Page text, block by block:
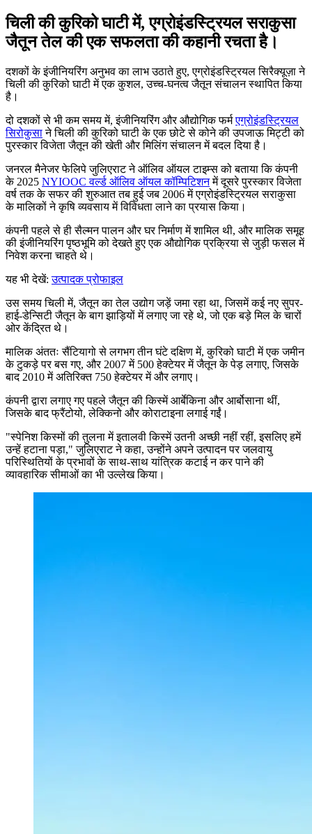
चिली की कुरिको घाटी में, एग्रोइंडस्ट्रियल सराकुसा
जैतून तेल की एक सफलता की कहानी रचता है।
दशकों के इंजीनियरिंग अनुभव का लाभ उठाते हुए, एग्रोइंडस्ट्रियल सिरैक्यूज़ा ने
चिली की कुरिको घाटी में एक कुशल, उच्च-घनत्व जैतून संचालन स्थापित किया
है।
दो दशकों से भी कम समय में, इंजीनियरिंग और औद्योगिक फर्मएग्रोइंडस्ट्रियल
सिरोकुसाने चिली की कुरिको घाटी के एक छोटे से कोने की उपजाऊ मिट्टी को
पुरस्कार विजेता जैतून की खेती और मिलिंग संचालन में बदल दिया है।
जनरल मैनेजर फेलिपे जुलिएराट ने ऑलिव ऑयल टाइम्स को बताया कि कंपनी
के 2025 NYIOOC वर्ल्ड ऑलिव ऑयल कॉम्पिटिशनमें दूसरे पुरस्कार विजेता
वर्ष तक के सफर की शुरुआत तब हुई जब 2006 में एग्रोइंडस्ट्रियल सराकुसा
के मालिकों ने कृषि व्यवसाय में विविधता लाने का प्रयास किया।
कंपनी पहले से ही सैल्मन पालन और घर निर्माण में शामिल थी, और मालिक समूह
की इंजीनियरिंग पृष्ठभूमि को देखते हुए एक औद्योगिक प्रक्रिया से जुड़ी फसल में
निवेश करना चाहते थे।
यह भी देखें: उत्पादक प्रोफाइल
उस समय चिली में, जैतून का तेल उद्योग जड़ें जमा रहा था, जिसमें कई नए सुपर-
हाई-डेन्सिटी जैतून के बाग झाड़ियों में लगाए जा रहे थे, जो एक बड़े मिल के चारों
ओर केंद्रित थे।
मालिक अंततः सैंटियागो से लगभग तीन घंटे दक्षिण में, कुरिको घाटी में एक जमीन
के टुकड़े पर बस गए, और 2007 में 500 हेक्टेयर में जैतून के पेड़ लगाए, जिसके
बाद 2010 में अतिरिक्त 750 हेक्टेयर में और लगाए।
कंपनी द्वारा लगाए गए पहले जैतून की किस्में आर्बेकिना और आर्बोसाना थीं,
जिसके बाद फ्रैंटोयो, लेक्किनो और कोराटाइना लगाई गईं।
"स्पेनिश किस्मों की तुलना में इतालवी किस्में उतनी अच्छी नहीं रहीं, इसलिए हमें
उन्हें हटाना पड़ा," जुलिएराट ने कहा, उन्होंने अपने उत्पादन पर जलवायु
परिस्थितियों के प्रभावों के साथ-साथ यांत्रिक कटाई न कर पाने की
व्यावहारिक सीमाओं का भी उल्लेख किया।